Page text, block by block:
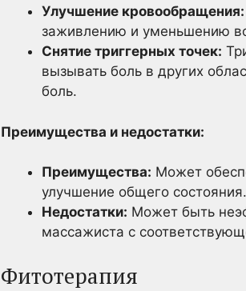
Улучшение кровообращения:
заживлению и уменьшению
Снятие триггерных точек:
вызывать боль в других
боль.
Преимущества и недостатки:
Преимущества: Может
улучшение общего состояния.
Недостатки: Может быть
массажиста с
Фитотерапия